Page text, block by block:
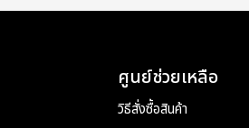
ศูนย์ช่วยเหลือ
วิธีสั่งซื้อสินค้า